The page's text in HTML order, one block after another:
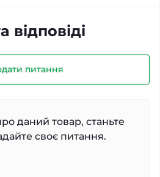
відповіді
питання
даний товар, станьте
своє питання.